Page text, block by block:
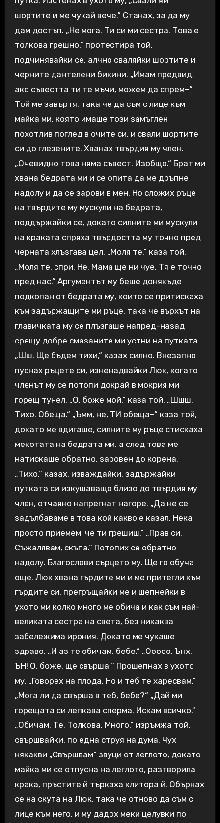
шортите и ме чукай вече.“ Станах, за да му
дам достъп. „Не мога. Ти си ми сестра. Това е
толкова грешно,“ протестира той,
подчинявайки се, алчно сваляйки шортите и
черните дантелени бикини. „Имам предвид,
ако съвестта ти те мъчи, можем да спрем–“
Той ме завъртя, така че да съм с лице към
майка ми, която имаше този замъглен
похотлив поглед в очите си, и свали шортите
си до глезените. Хванах твърдия му член.
„Очевидно това няма съвест. Изобщо.“ Брат ми
хвана бедрата ми и се опита да ме дръпне
надолу и да се зарови в мен. Но сложих ръце
на твърдите му мускули на бедрата,
поддържайки се, докато силните ми мускули
на краката спряха твърдостта му точно пред
черната хлъзгава цел. „Моля те,“ каза той.
„Моля те, спри. Не. Мама ще ни чуе. Тя е точно
пред нас.“ Аргументът му беше донякъде
подкопан от бедрата му, които се притискаха
към задържащите ми ръце, така че върхът на
главичката му се плъзгаше напред-назад
срещу добре смазаните ми устни на путката.
„Шш. Ще бъдем тихи,“ казах силно. Внезапно
пуснах ръцете си, изненадвайки Люк, когато
членът му се потопи докрай в мокрия ми
горещ тунел. „О, боже мой,“ каза той. „Шшш.
Тихо. Обеща.“ „Ъмм, не, ТИ обеща–“ каза той,
докато ме вдигаше, силните му ръце стискаха
мекотата на бедрата ми, а след това ме
натискаше обратно, заровен до корена.
„Тихо,“ казах, изваждайки, задържайки
путката си изкушаващо близо до твърдия му
член, отчаяно напрегнат нагоре. „Да не се
задълбаваме в това кой какво е казал. Нека
просто приемем, че ти грешиш.“ „Прав си.
Съжалявам, скъпа.“ Потопих се обратно
надолу. Благослови сърцето му. Ще го обуча
още. Люк хвана гърдите ми и ме притегли към
гърдите си, прегръщайки ме и шепнейки в
ухото ми колко много ме обича и как съм най-
великата сестра на света, без никаква
забележима ирония. Докато ме чукаше
здраво. „И аз те обичам, бебе.“ „Ооооо. Ънх.
ЪН! О, боже, ще свърша!“ Прошепнах в ухото
му, „Говорех на плода. Но и теб те харесвам.“
„Мога ли да свърша в теб, бебе?“ „Дай ми
горещата си лепкава сперма. Искам всичко.“
„Обичам. Те. Толкова. Много,“ изръмжа той,
свършвайки, по една струя на дума. Чух
някакви „Свършвам“ звуци от леглото, докато
майка ми се отпусна на леглото, разтворила
крака, пръстите й търкаха клитора й. Обърнах
се на скута на Люк, така че отново да съм с
лице към него, и му дадох меки целувки по